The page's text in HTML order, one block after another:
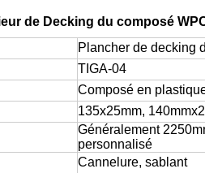
de Decking du composé
Plancher de decking
TIGA-04
Composé en
135x25mm,
Généralement
personnalisé
Cannelure, sablant